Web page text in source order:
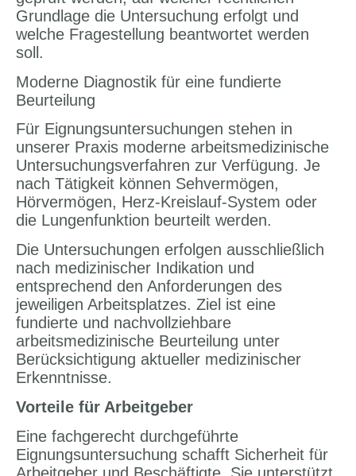
Grundlage die Untersuchung erfolgt und
welche Fragestellung beantwortet werden
soll.
Moderne Diagnostik für eine fundierte
Beurteilung
Für Eignungsuntersuchungen stehen in
unserer Praxis moderne arbeitsmedizinische
Untersuchungsverfahren zur Verfügung. Je
nach Tätigkeit können Sehvermögen,
Hörvermögen, Herz-Kreislauf-System oder
die Lungenfunktion beurteilt werden.
Die Untersuchungen erfolgen ausschließlich
nach medizinischer Indikation und
entsprechend den Anforderungen des
jeweiligen Arbeitsplatzes. Ziel ist eine
fundierte und nachvollziehbare
arbeitsmedizinische Beurteilung unter
Berücksichtigung aktueller medizinischer
Erkenntnisse.
Vorteile für Arbeitgeber
Eine fachgerecht durchgeführte
Eignungsuntersuchung schafft Sicherheit für